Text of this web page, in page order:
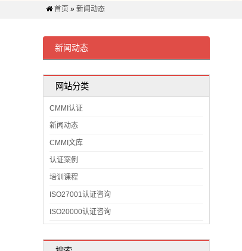
首页 » 新闻动态
新闻动态
网站分类
CMMI认证
新闻动态
CMMI文库
认证案例
培训课程
ISO27001认证咨询
ISO20000认证咨询
案